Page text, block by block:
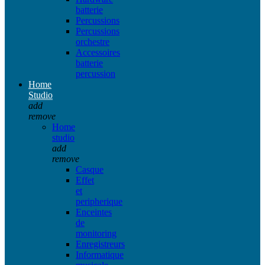
batterie
Percussions
Percussions
orchestre
Accessoires
batterie
percussion
Home
Studio
add
remove
Home
studio
add
remove
Casque
Effet
et
peripherique
Enceintes
de
monitoring
Enregistreurs
Informatique